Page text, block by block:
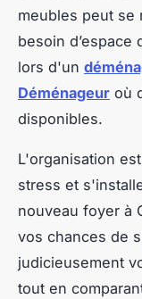
meubles peut se
besoin
lors d'un
Déménageur où
disponibles.
L'organisation
stress et
nouveau foyer à
vos chances de
judicieusement
tout en